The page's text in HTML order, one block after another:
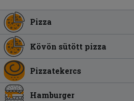
Pizza
Kövön sütött pizza
Pizzatekercs
Hamburger